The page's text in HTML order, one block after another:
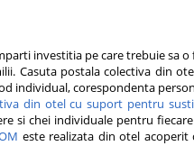
investitia pe care trebuie sa o
Casuta postala colectiva din
individual, corespondenta
din otel cu suport pentru
si chei individuale pentru
este realizata din otel acoperit